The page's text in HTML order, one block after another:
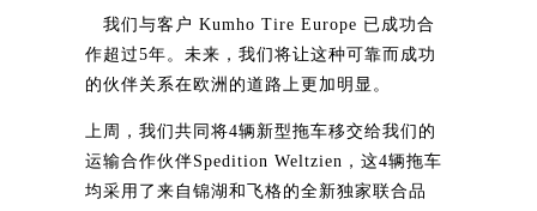
我们与客户 Kumho Tire Europe 已成功合
作超过5年。未来，我们将让这种可靠而成功
的伙伴关系在欧洲的道路上更加明显。
上周，我们共同将4辆新型拖车移交给我们的
运输合作伙伴Spedition Weltzien，这4辆拖车
均采用了来自锦湖和飞格的全新独家联合品